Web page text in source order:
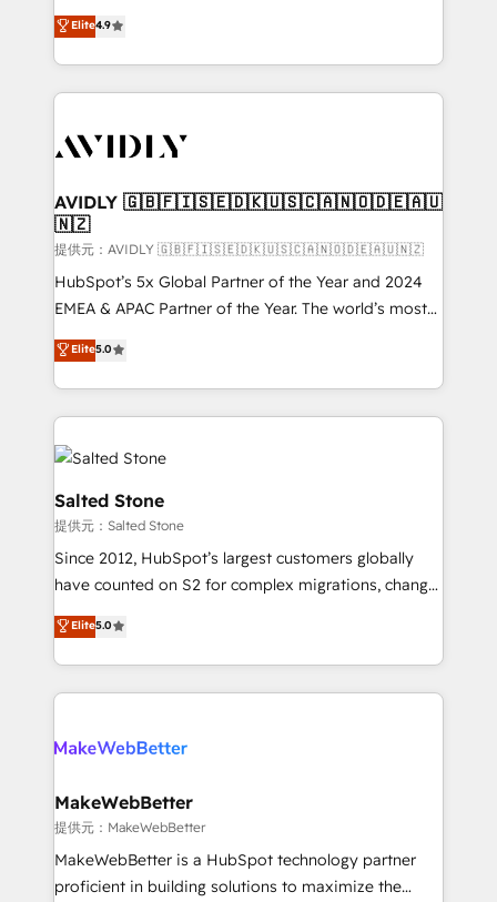
AI, & maximize AEO with tailored AI services. 🧩
Integrations: Extend HubSpot with custom
North America. Avec plus de 115 experts en
marketing automation, Growth, Revops, CRM et
webdesign. Markentive is both a consulting firm, a
digital agency and an integrator. With over 115
CRM and webdesign (We focus on EMEA - USA
Elite4.9
AVIDLY 🇬🇧🇫🇮🇸🇪🇩🇰🇺🇸🇨🇦🇳🇴🇩🇪🇦🇺
🇳🇿
提供元：AVIDLY 🇬🇧🇫🇮🇸🇪🇩🇰🇺🇸🇨🇦🇳🇴🇩🇪🇦🇺🇳🇿
HubSpot’s 5x Global Partner of the Year and 2024
EMEA & APAC Partner of the Year. The world’s most
experienced and fully accredited HubSpot Solutions
Partner. 🚀 With 2,750+ HubSpot projects delivered
and 370+ specialists across EMEA, APAC and NAM,
we de-risk complex CRM programmes and
accelerate ROI across every HubSpot Hub. 🧭 From
multi-region migrations to AI-powered automation,
we turn complexity into clarity, human at global
scale. 🏆 HubSpot’s CEO called us “the partner of the
future.” Others agree it is proof of trust built through
measurable impact.
Elite5.0
Salted Stone
提供元：Salted Stone
Since 2012, HubSpot’s largest customers globally
have counted on S2 for complex migrations, change
management, systems integration, and creative
solutions that deliver measurable impact and
transform brand experiences As one of the few full-
service creative agencies in the HubSpot
winning design to build scalable, globally
marketing campaigns, & RevOps frameworks that
fuel long-term success We connect the entire
customer lifecycle through seamless integrations,
ensure long-term adoption with change-
Elite5.0
MakeWebBetter
提供元：MakeWebBetter
MakeWebBetter is a HubSpot technology partner
proficient in building solutions to maximize the